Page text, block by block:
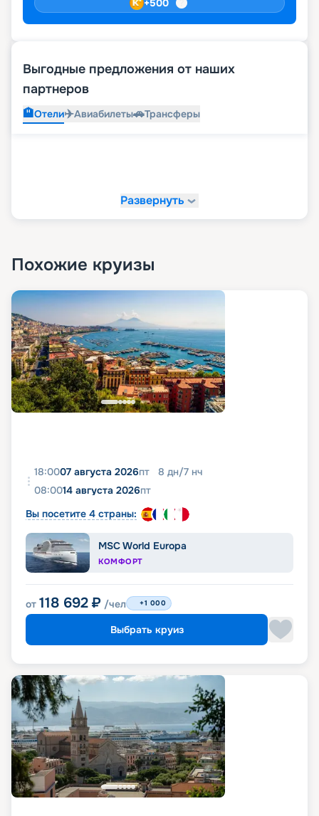
+500
Выгодные предложения от наших
партнеров
🏨Отели✈️Авиабилеты🚗Трансферы
Развернуть
Похожие круизы
18:0007 августа 2026пт 8 дн/7 нч
08:0014 августа 2026пт
Вы посетите 4 страны:
MSC World Europa
КОМФОРТ
от 118 692 ₽ /чел +1 000
Выбрать круиз